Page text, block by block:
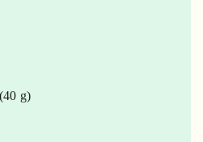
40